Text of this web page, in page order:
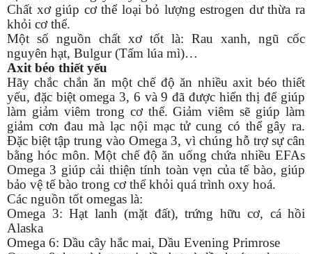
Chất xơ giúp cơ thể loại bỏ lượng estrogen dư thừa ra
khỏi cơ thể.
Một số nguồn chất xơ tốt là: Rau xanh, ngũ cốc
nguyên hạt, Bulgur (Tấm lúa mì)…
Axit béo thiết yếu
Hãy chắc chắn ăn một chế độ ăn nhiều axit béo thiết
yếu, đặc biệt omega 3, 6 và 9 đã được hiển thị để giúp
làm giảm viêm trong cơ thể. Giảm viêm sẽ giúp làm
giảm cơn đau mà lạc nội mạc tử cung có thể gây ra.
Đặc biệt tập trung vào Omega 3, vì chúng hỗ trợ sự cân
bằng hóc môn. Một chế độ ăn uống chứa nhiều EFAs
Omega 3 giúp cải thiện tính toàn vẹn của tế bào, giúp
bảo vệ tế bào trong cơ thể khỏi quá trình oxy hoá.
Các nguồn tốt omegas là:
Omega 3: Hạt lanh (mặt đất), trứng hữu cơ, cá hồi
Alaska
Omega 6: Dầu cây hắc mai, Dầu Evening Primrose